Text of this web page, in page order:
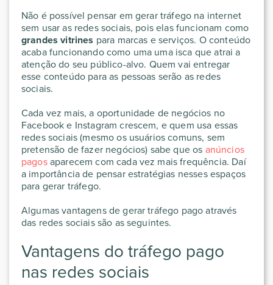
Não é possível pensar em gerar tráfego na internet
sem usar as redes sociais, pois elas funcionam como
grandes vitrines para marcas e serviços. O conteúdo
acaba funcionando como uma uma isca que atrai a
atenção do seu público-alvo. Quem vai entregar
esse conteúdo para as pessoas serão as redes
sociais.
Cada vez mais, a oportunidade de negócios no
Facebook e Instagram crescem, e quem usa essas
redes sociais (mesmo os usuários comuns, sem
pretensão de fazer negócios) sabe que os anúncios
pagosaparecem com cada vez mais frequência. Daí
a importância de pensar estratégias nesses espaços
para gerar tráfego.
Algumas vantagens de gerar tráfego pago através
das redes sociais são as seguintes.
Vantagens do tráfego pago
nas redes sociais